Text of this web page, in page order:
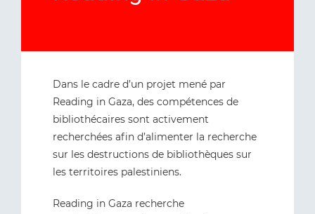
Dans le cadre d’un projet mené par
Reading in Gaza, des compétences de
bibliothécaires sont activement
recherchées afin d’alimenter la recherche
sur les destructions de bibliothèques sur
les territoires palestiniens.
Reading in Gaza recherche